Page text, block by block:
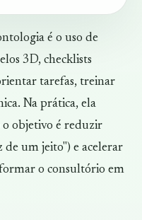
é o uso de
3D, checklists
tarefas, treinar
Na prática, ela
objetivo é reduzir
de um jeito") e acelerar
o consultório em